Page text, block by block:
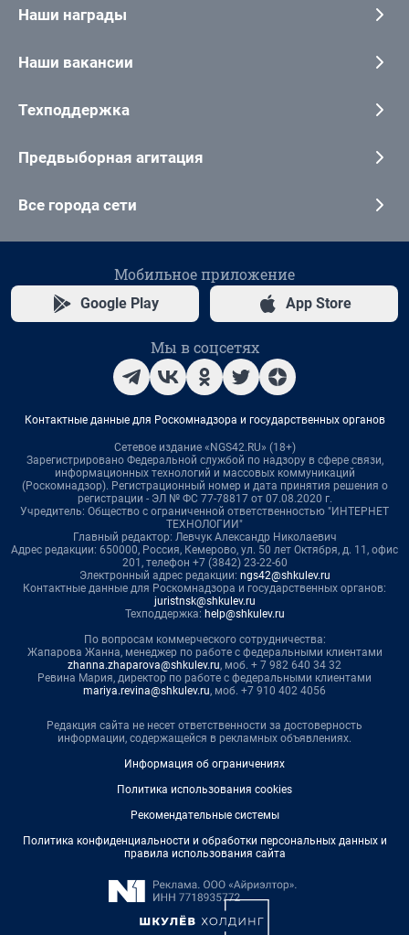
Наши награды
Наши вакансии
Техподдержка
Предвыборная агитация
Все города сети
Мобильное приложение
Google Play App Store
Мы в соцсетях
Контактные данные для Роскомнадзора и государственных органов
Сетевое издание «NGS42.RU» (18+)
Зарегистрировано Федеральной службой по надзору в сфере связи,
информационных технологий и массовых коммуникаций
(Роскомнадзор). Регистрационный номер и дата принятия решения о
регистрации - ЭЛ № ФС 77-78817 от 07.08.2020 г.
Учредитель: Общество с ограниченной ответственностью "ИНТЕРНЕТ
ТЕХНОЛОГИИ"
Главный редактор: Левчук Александр Николаевич
Адрес редакции: 650000, Россия, Кемерово, ул. 50 лет Октября, д. 11, офис
201, телефон +7 (3842) 23-22-60
Электронный адрес редакции: ngs42@shkulev.ru
Контактные данные для Роскомнадзора и государственных органов:
juristnsk@shkulev.ru
Техподдержка: help@shkulev.ru
По вопросам коммерческого сотрудничества:
Жапарова Жанна, менеджер по работе с федеральными клиентами
zhanna.zhaparova@shkulev.ru, моб. + 7 982 640 34 32
Ревина Мария, директор по работе с федеральными клиентами
mariya.revina@shkulev.ru, моб. +7 910 402 4056
Редакция сайта не несет ответственности за достоверность
информации, содержащейся в рекламных объявлениях.
Информация об ограничениях
Политика использования cookies
Рекомендательные системы
Политика конфиденциальности и обработки персональных данных и
правила использования сайта